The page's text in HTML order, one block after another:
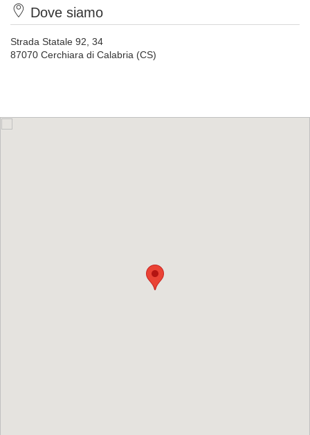
Dove siamo
Strada Statale 92, 34
87070 Cerchiara di Calabria (CS)